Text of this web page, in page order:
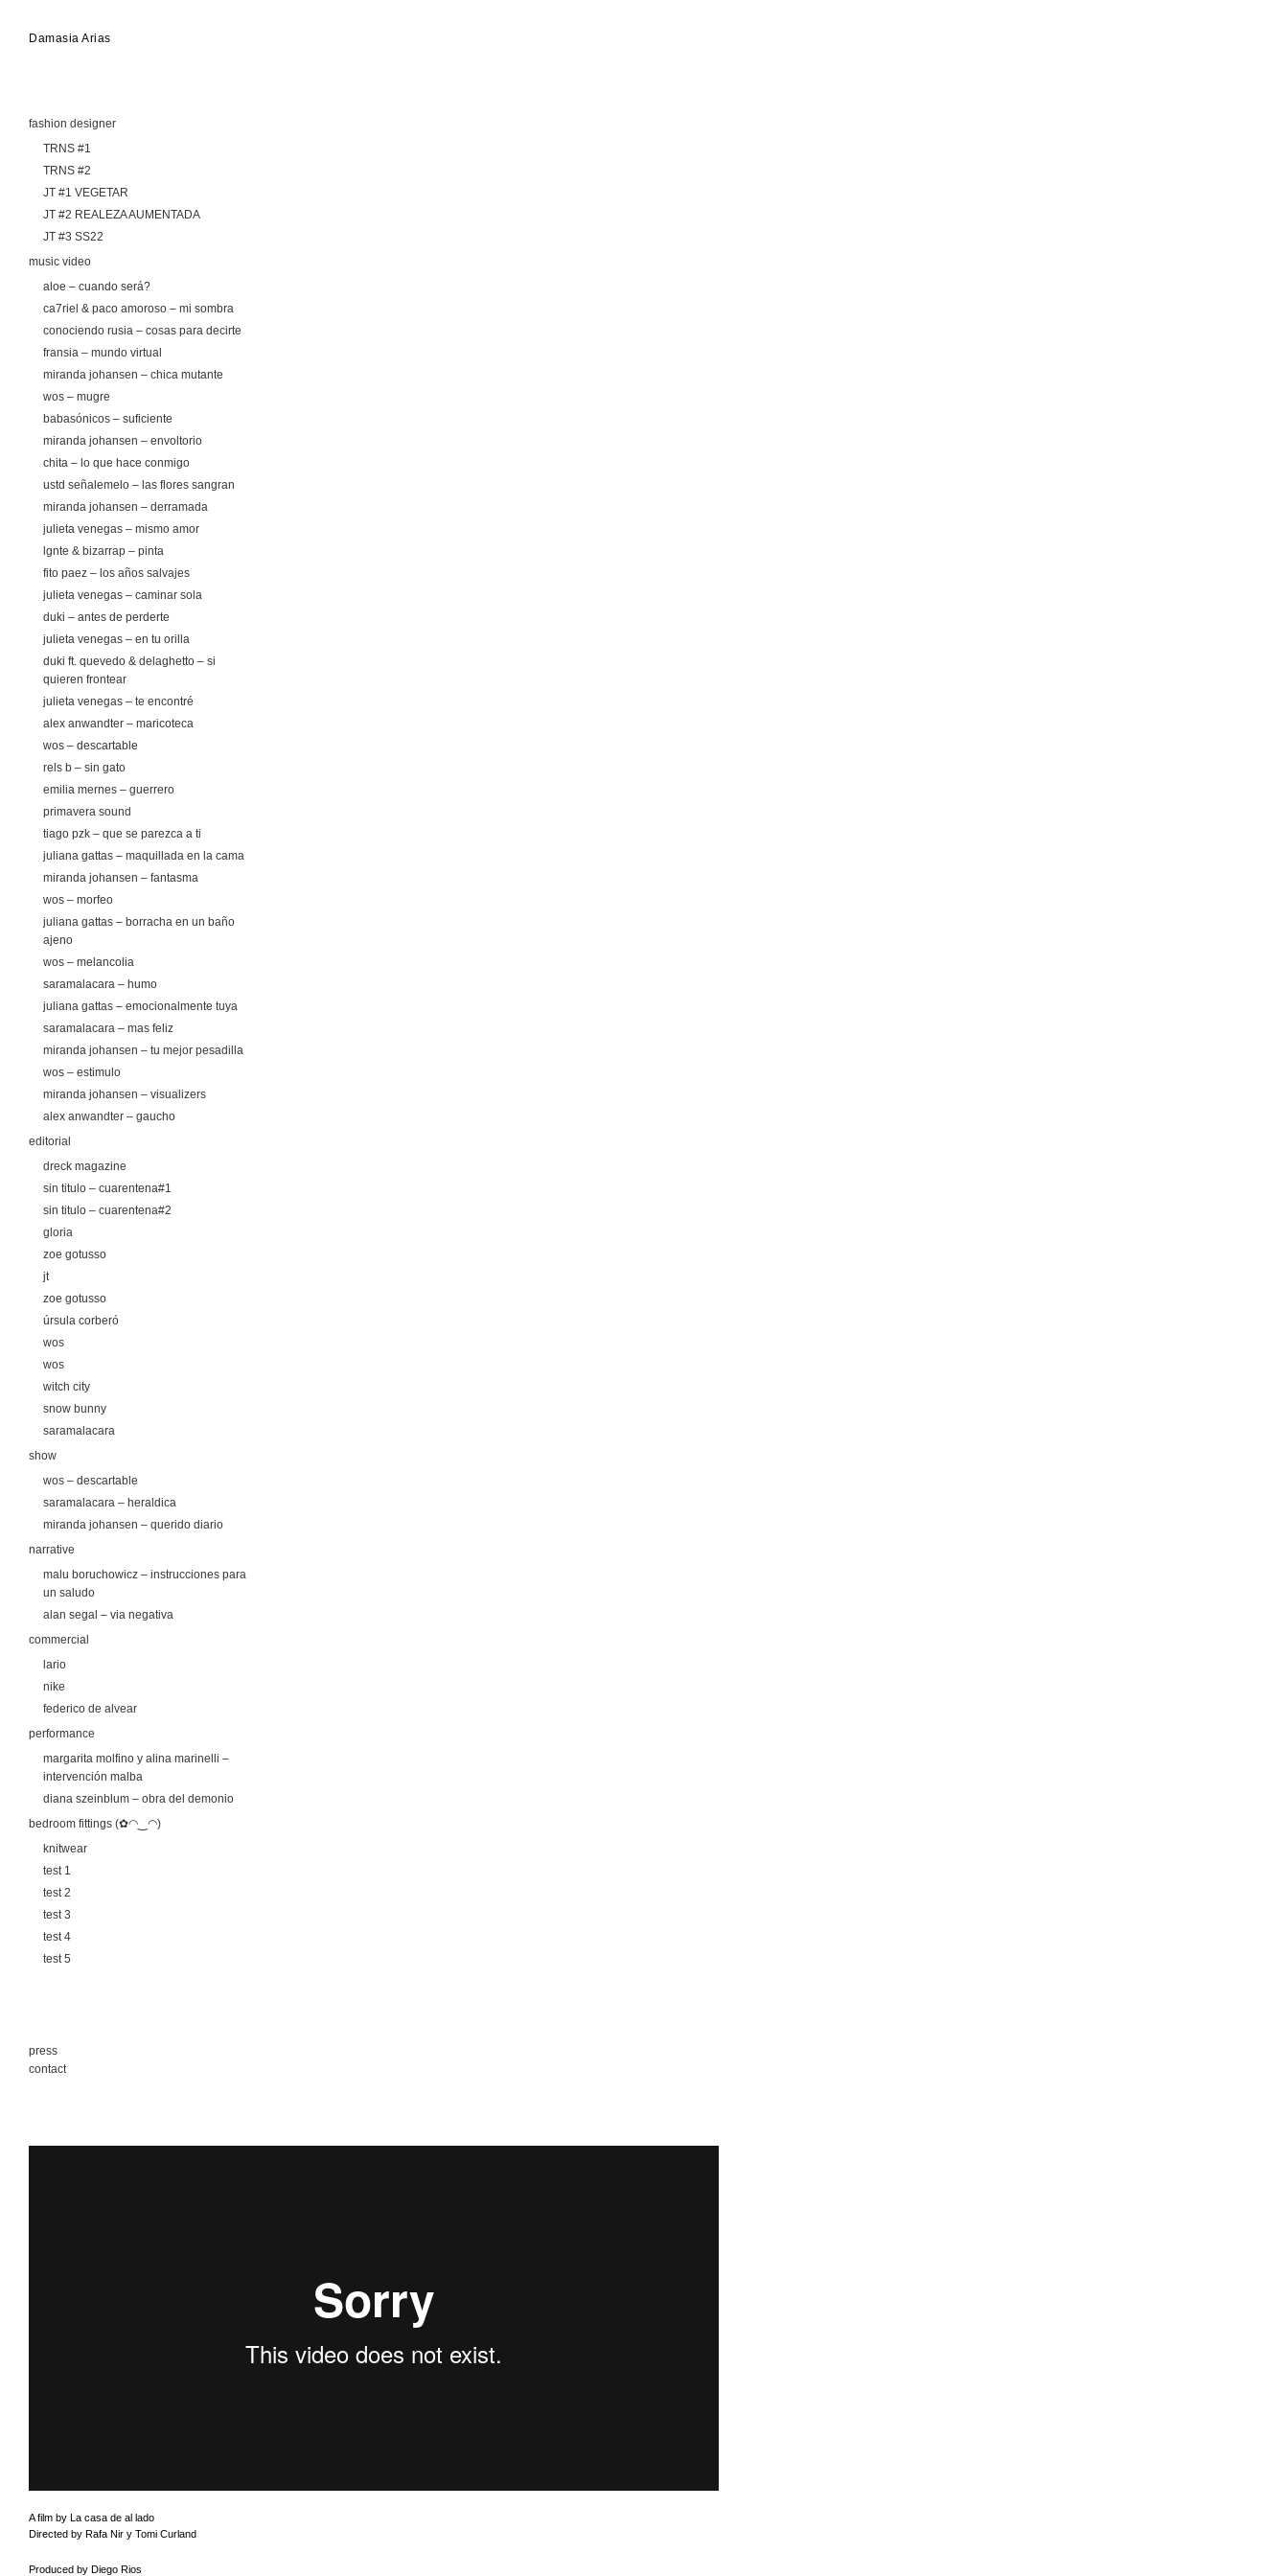
Damasia Arias
fashion designer
TRNS #1
TRNS #2
JT #1 VEGETAR
JT #2 REALEZA AUMENTADA
JT #3 SS22
music video
aloe – cuando será?
ca7riel & paco amoroso – mi sombra
conociendo rusia – cosas para decirte
fransia – mundo virtual
miranda johansen – chica mutante
wos – mugre
babasónicos – suficiente
miranda johansen – envoltorio
chita – lo que hace conmigo
ustd señalemelo – las flores sangran
miranda johansen – derramada
julieta venegas – mismo amor
lgnte & bizarrap – pinta
fito paez – los años salvajes
julieta venegas – caminar sola
duki – antes de perderte
julieta venegas – en tu orilla
duki ft. quevedo & delaghetto – si
quieren frontear
julieta venegas – te encontré
alex anwandter – maricoteca
wos – descartable
rels b – sin gato
emilia mernes – guerrero
primavera sound
tiago pzk – que se parezca a ti
juliana gattas – maquillada en la cama
miranda johansen – fantasma
wos – morfeo
juliana gattas – borracha en un baño
ajeno
wos – melancolia
saramalacara – humo
juliana gattas – emocionalmente tuya
saramalacara – mas feliz
miranda johansen – tu mejor pesadilla
wos – estimulo
miranda johansen – visualizers
alex anwandter – gaucho
editorial
dreck magazine
sin titulo – cuarentena#1
sin titulo – cuarentena#2
gloria
zoe gotusso
jt
zoe gotusso
úrsula corberó
wos
wos
witch city
snow bunny
saramalacara
show
wos – descartable
saramalacara – heraldica
miranda johansen – querido diario
narrative
malu boruchowicz – instrucciones para
un saludo
alan segal – via negativa
commercial
lario
nike
federico de alvear
performance
margarita molfino y alina marinelli –
intervención malba
diana szeinblum – obra del demonio
bedroom fittings (✿◠‿◠)
knitwear
test 1
test 2
test 3
test 4
test 5
press
contact
A film by La casa de al lado
Directed by Rafa Nir y Tomi Curland
Produced by Diego Rios